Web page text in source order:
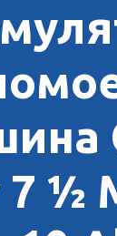
7 ½